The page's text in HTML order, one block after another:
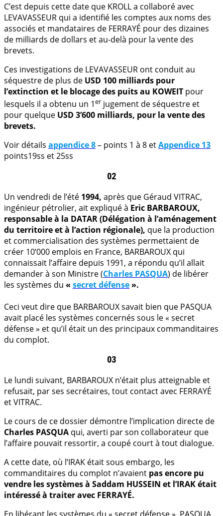
C’est depuis cette date que KROLL a collaboré avec
LEVAVASSEUR qui a identifié les comptes aux noms des
associés et mandataires de FERRAYÉ pour des dizaines
de milliards de dollars et au-delà pour la vente des
brevets.
Ces investigations de LEVAVASSEUR ont conduit au
séquestre de plus de USD 100 milliards pour
l’extinction et le blocage des puits au KOWEIT pour
lesquels il a obtenu un 1er jugement de séquestre et
pour quelque USD 3’600 milliards, pour la vente des
brevets.
Voir détails appendice 8– points 1 à 8 etAppendice 13
points19ss et 25ss
02
Un vendredi de l’été 1994, après que Géraud VITRAC,
ingénieur pétrolier, ait expliqué à Eric BARBAROUX,
responsable à la DATAR (Délégation à l’aménagement
du territoire et à l’action régionale), que la production
et commercialisation des systèmes permettaient de
créer 10’000 emplois en France, BARBAROUX qui
connaissait l’affaire depuis 1991, a répondu qu’il allait
demander à son Ministre (Charles PASQUA) de libérer
les systèmes du « secret défense ».
Ceci veut dire que BARBAROUX savait bien que PASQUA
avait placé les systèmes concernés sous le « secret
défense » et qu’il était un des principaux commanditaires
du complot.
03
Le lundi suivant, BARBAROUX n’était plus atteignable et
refusait, par ses secrétaires, tout contact avec FERRAYÉ
et VITRAC.
Le cours de ce dossier démontre l’implication directe de
Charles PASQUA qui, averti par son collaborateur que
l’affaire pouvait ressortir, a coupé court à tout dialogue.
A cette date, où l’IRAK était sous embargo, les
commanditaires du complot n’avaient pas encore pu
vendre les systèmes à Saddam HUSSEIN et l’IRAK était
intéressé à traiter avec FERRAYÉ.